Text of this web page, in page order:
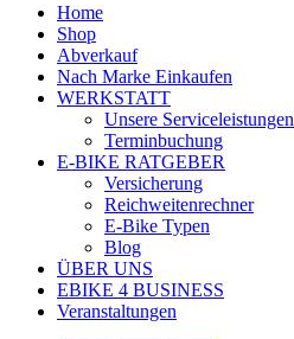
Home
Shop
Abverkauf
Nach Marke Einkaufen
WERKSTATT
Unsere Serviceleistungen
Terminbuchung
E-BIKE RATGEBER
Versicherung
Reichweitenrechner
E-Bike Typen
Blog
ÜBER UNS
EBIKE 4 BUSINESS
Veranstaltungen